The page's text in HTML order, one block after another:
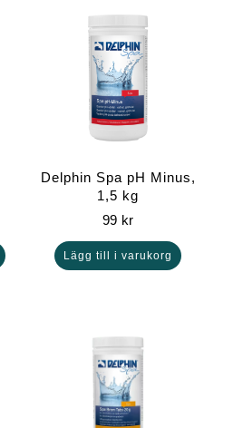
Delphin Spa pH Minus,
1,5 kg
99 kr
Lägg till i varukorg